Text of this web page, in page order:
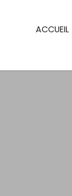
ACCUEIL